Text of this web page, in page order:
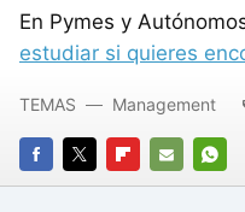
En Pymes y
estudiar si quieres
FACEBOOK
TWITTERFLIPBOARD
E-
TEMAS Management